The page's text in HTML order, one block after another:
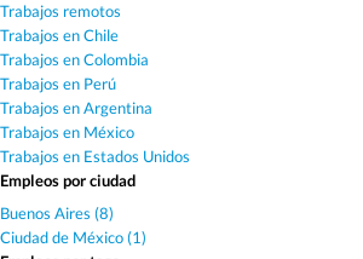
Trabajos remotos
Trabajos en Chile
Trabajos en Colombia
Trabajos en Perú
Trabajos en Argentina
Trabajos en México
Trabajos en Estados Unidos
Empleos por ciudad
Buenos Aires (8)
Ciudad de México (1)